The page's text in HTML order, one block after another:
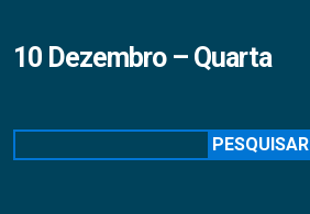
10 Dezembro – Quarta
PESQUISAR